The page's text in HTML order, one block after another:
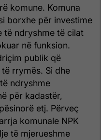
komune. Komuna
borxhe për investime
të ndryshme të cilat
në funksion.
publik që
rrymës. Si dhe
ndryshme
për kadastër,
etj. Përveç
komunale NPK
të mjerueshme